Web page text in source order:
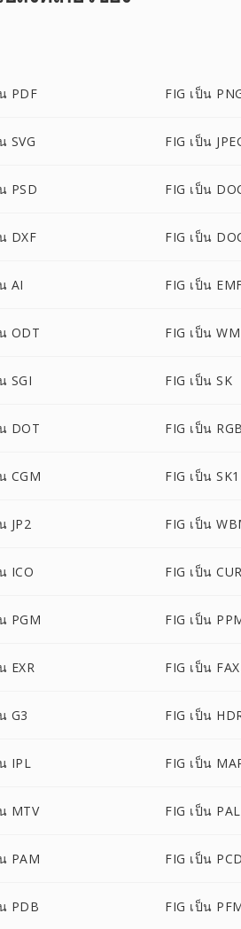
PDF FIG เป็น
SVG FIG เป็น
PSD FIG เป็น
DXF FIG เป็น
AI FIG เป็น
ODT FIG เป็น
SGI FIG เป็น SK
DOT FIG เป็น RGB
CGM FIG เป็น SK1
JP2 FIG เป็น
ICO FIG เป็น CUR
PGM FIG เป็น
EXR FIG เป็น FAX
G3 FIG เป็น
IPL FIG เป็น
MTV FIG เป็น PAL
PAM FIG เป็น PCD
PDB FIG เป็น